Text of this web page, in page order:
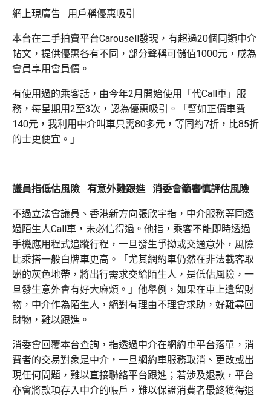
網上現廣告 用戶稱優惠吸引
本台在二手拍賣平台Carousell發現，有超過20個同類中介
帖文，提供優惠各有不同，部分聲稱可儲值1000元，成為
會員享用會員價。
有使用過的乘客話，由今年2月開始使用「代Call車」服
務，每星期用2至3次，認為優惠吸引。「譬如正價車費
140元，我利用中介叫車只需80多元，等同約7折，比85折
的士更便宜。」
議員指低估風險 有意外難跟進 消委會籲審慎評估風險
不過立法會議員、香港新方向張欣宇指，中介服務等同透
過陌生人Call車，未必信得過。他指，乘客不能即時透過
手機應用程式追蹤行程，一旦發生爭拗或交通意外，風險
比乘搭一般白牌車更高。「尤其網約車仍然在非法載客取
酬的灰色地帶，將出行需求交給陌生人，是低估風險，一
旦發生意外會有好大麻煩。」他舉例，如果在車上遺留財
物，中介作為陌生人，絕對有理由不理會求助，好難尋回
財物，難以跟進。
消委會回覆本台查詢，指透過中介在網約車平台落單，消
費者的交易對象是中介，一旦網約車服務取消、更改或出
現任何問題，難以直接聯絡平台跟進；若涉及退款，平台
亦會將款項存入中介的帳戶，難以保證消費者最終獲得退